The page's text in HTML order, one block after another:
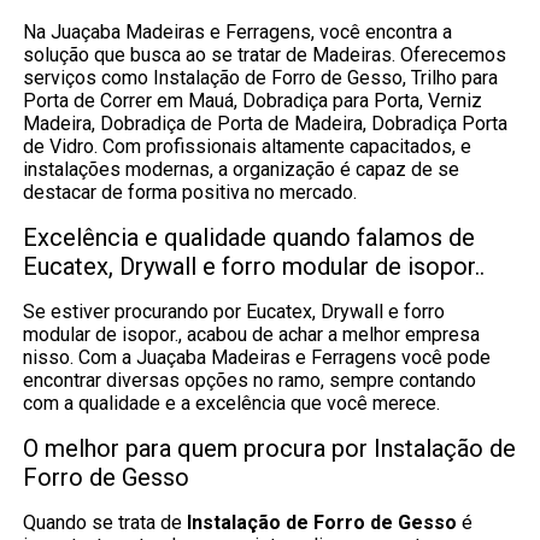
Na Juaçaba Madeiras e Ferragens, você encontra a
solução que busca ao se tratar de Madeiras. Oferecemos
serviços como Instalação de Forro de Gesso, Trilho para
Porta de Correr em Mauá, Dobradiça para Porta, Verniz
Madeira, Dobradiça de Porta de Madeira, Dobradiça Porta
de Vidro. Com profissionais altamente capacitados, e
instalações modernas, a organização é capaz de se
destacar de forma positiva no mercado.
Excelência e qualidade quando falamos de
Eucatex, Drywall e forro modular de isopor..
Se estiver procurando por Eucatex, Drywall e forro
modular de isopor., acabou de achar a melhor empresa
nisso. Com a Juaçaba Madeiras e Ferragens você pode
encontrar diversas opções no ramo, sempre contando
com a qualidade e a excelência que você merece.
O melhor para quem procura por Instalação de
Forro de Gesso
Quando se trata de Instalação de Forro de Gesso é